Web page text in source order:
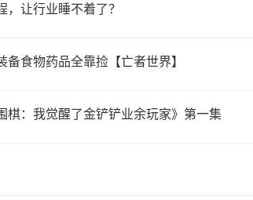
，让行业睡不着了？
备食物药品全靠捡【亡者世界】
棋：我觉醒了金铲铲业余玩家》第一集